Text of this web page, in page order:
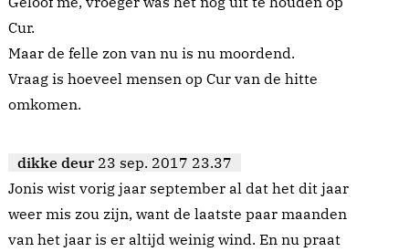
Cur.
Maar de felle zon van nu is nu moordend.
Vraag is hoeveel mensen op Cur van de hitte
omkomen.
dikke deur 23 sep. 2017 23.37
Jonis wist vorig jaar september al dat het dit jaar
weer mis zou zijn, want de laatste paar maanden
van het jaar is er altijd weinig wind. En nu praat